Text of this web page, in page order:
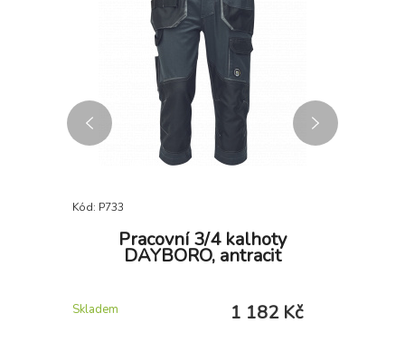
Kód: P733
Pracovní 3/4 kalhoty
DAYBORO, antracit
Skladem 1 182 Kč